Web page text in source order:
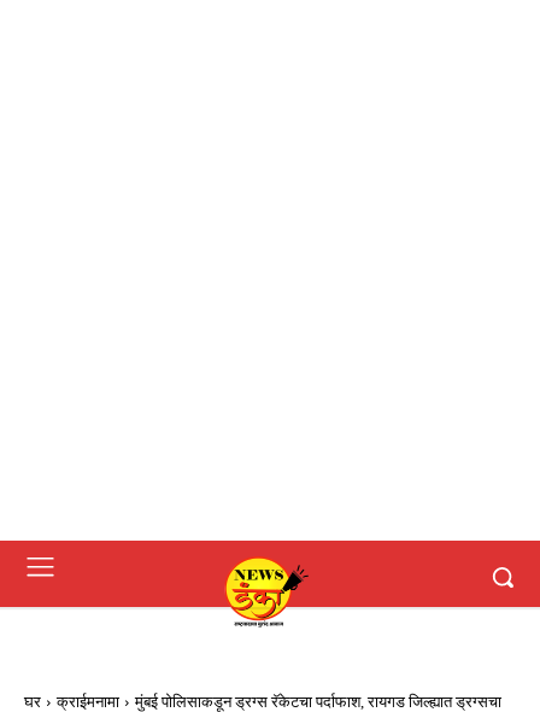
घर क्राईमनामा
मुंबई पोलिसाकडून ड्रग्स रॅकेटचा पर्दाफाश, रायगड जिल्ह्यात ड्रग्सचा